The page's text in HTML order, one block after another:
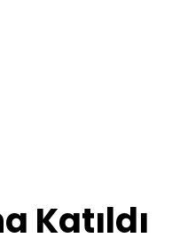
Katıldı